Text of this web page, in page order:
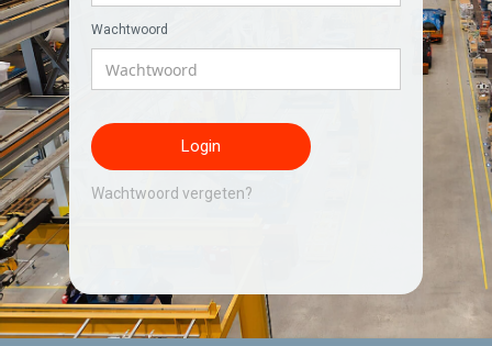
Wachtwoord
Wachtwoord vergeten?